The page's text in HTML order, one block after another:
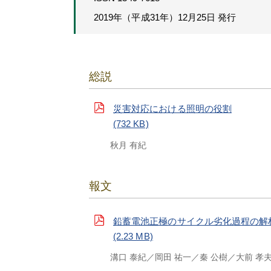
2019年（平成31年）12月25日 発行
総説
災害対応における照明の役割
(732 KB)
秋月 有紀
報文
鉛蓄電池正極のサイクル劣化過程の解
(2.23 MB)
溝口 泰紀 岡田 祐一 秦 公樹 大前 孝